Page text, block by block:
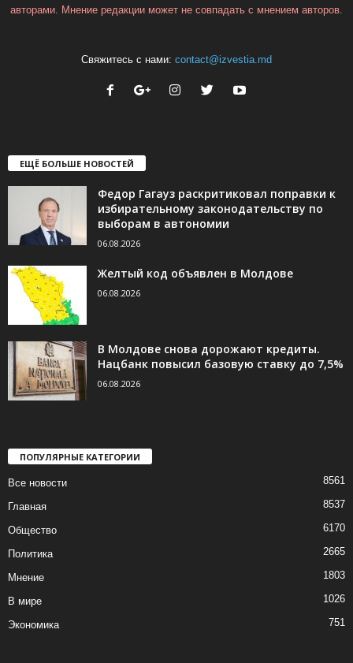
авторами. Мнение редакции может не совпадать с мнением авторов.
Свяжитесь с нами: contact@izvestia.md
ЕЩЁ БОЛЬШЕ НОВОСТЕЙ
Федор Гагауз раскритиковал поправки к
избирательному законодательству по
выборам в автономии
06.08.2026
Желтый код объявлен в Молдове
06.08.2026
В Молдове снова дорожают кредиты.
Нацбанк повысил базовую ставку до 7,5%
06.08.2026
ПОПУЛЯРНЫЕ КАТЕГОРИИ
Все новости 8561
Главная 8537
Общество 6170
Политика 2665
Мнение 1803
В мире 1026
Экономика 751